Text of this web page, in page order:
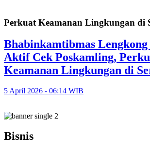
Perkuat Keamanan Lingkungan di
Bhabinkamtibmas Lengkong
Aktif Cek Poskamling,
Keamanan Lingkungan di
5 April 2026 - 06:14 WIB
Bisnis